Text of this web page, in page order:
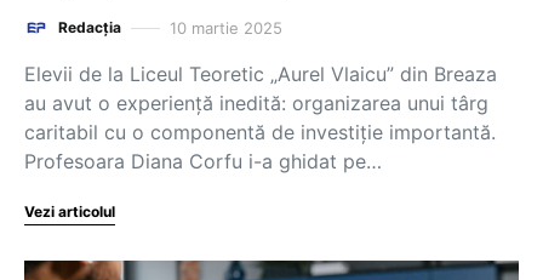
Redacția 10 martie 2025
Elevii de la Liceul Teoretic „Aurel Vlaicu” din Breaza
au avut o experiență inedită: organizarea unui târg
caritabil cu o componentă de investiție importantă.
Profesoara Diana Corfu i-a ghidat pe…
Vezi articolul